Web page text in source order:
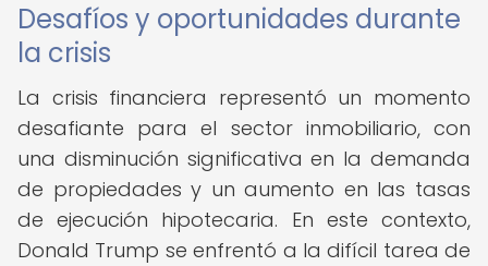
Desafíos y oportunidades durante
la crisis
La crisis financiera representó un momento
desafiante para el sector inmobiliario, con
una disminución significativa en la demanda
de propiedades y un aumento en las tasas
de ejecución hipotecaria. En este contexto,
Donald Trump se enfrentó a la difícil tarea de